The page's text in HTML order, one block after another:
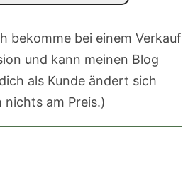
bekomme bei einem Verkauf
und kann meinen Blog
als Kunde ändert sich
nichts am Preis.)